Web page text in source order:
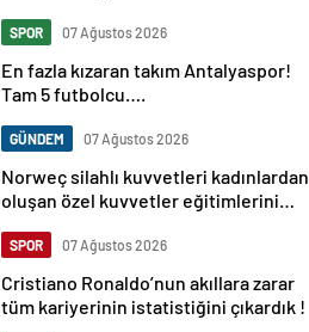
SPOR 07 Ağustos 2026
En fazla kızaran takım Antalyaspor!
Tam 5 futbolcu….
GÜNDEM 07 Ağustos 2026
Norweç silahlı kuvvetleri kadınlardan
oluşan özel kuvvetler eğitimlerini
SPOR 07 Ağustos 2026
Cristiano Ronaldo’nun akıllara zarar
tüm kariyerinin istatistiğini çıkardık !